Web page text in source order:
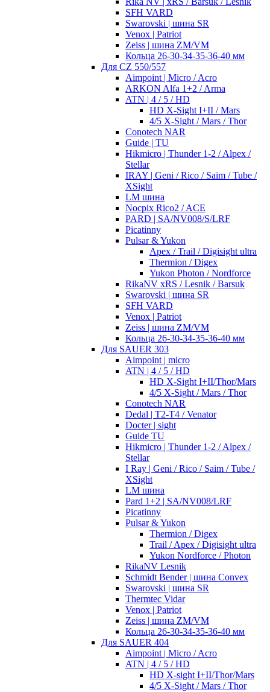
SFH VARD
Swarovski | шина SR
Venox | Patriot
Zeiss | шина ZM/VM
Кольца 26-30-34-35-36-40 мм
Для CZ 550/557
Aimpoint | Micro / Acro
ARKON Alfa 1+2 / Arma
ATN | 4 / 5 / HD
HD X-Sight I+II / Mars
4/5 X-Sight / Mars / Thor
Conotech NAR
Guide | TU
Hikmicro | Thunder 1-2 / Alpex /
Stellar
IRAY | Geni / Rico / Saim / Tube /
XSight
LM шина
Nocpix Rico2 / ACE
PARD | SA/NV008/S/LRF
Picatinny
Pulsar & Yukon
Apex / Trail / Digisight ultra
Thermion / Digex
Yukon Photon / Nordforce
RikaNV xRS / Lesnik / Barsuk
Swarovski | шина SR
SFH VARD
Venox | Patriot
Zeiss | шина ZM/VM
Кольца 26-30-34-35-36-40 мм
Для SAUER 303
Aimpoint | micro
ATN | 4 / 5 / HD
HD X-Sight I+II/Thor/Mars
4/5 X-Sight / Mars / Thor
Conotech NAR
Dedal | T2-T4 / Venator
Docter | sight
Guide TU
Hikmicro | Thunder 1-2 / Alpex /
Stellar
I Ray | Geni / Rico / Saim / Tube /
XSight
LM шина
Pard 1+2 | SA/NV008/LRF
Picatinny
Pulsar & Yukon
Thermion / Digex
Trail / Apex / Digisight ultra
Yukon Nordforce / Photon
RikaNV Lesnik
Schmidt Bender | шина Convex
Swarovski | шина SR
Thermtec Vidar
Venox | Patriot
Zeiss | шина ZM/VM
Кольца 26-30-34-35-36-40 мм
Для SAUER 404
Aimpoint | Micro / Acro
ATN | 4 / 5 / HD
HD X-sight I+II/Thor/Mars
4/5 X-Sight / Mars / Thor